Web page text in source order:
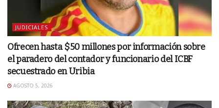
JUDICIALES
Ofrecen hasta $50 millones por información sobre
el paradero del contador y funcionario del ICBF
secuestrado en Uribia
AGOSTO 5, 2026